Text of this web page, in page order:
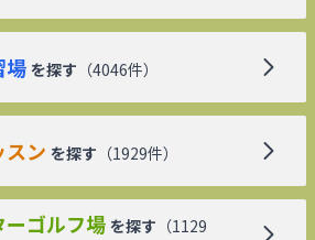
場 を探す （4046件）
スン を探す （1929件）
ーゴルフ場 を探す （1129